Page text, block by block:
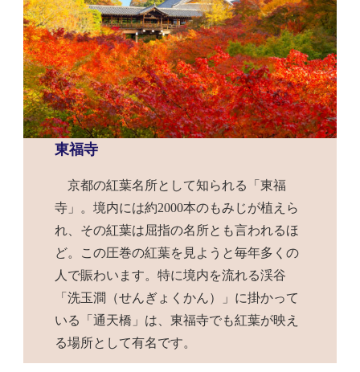
東福寺
京都の紅葉名所として知られる「東福
寺」。境内には約2000本のもみじが植えら
れ、その紅葉は屈指の名所とも言われるほ
ど。この圧巻の紅葉を見ようと毎年多くの
人で賑わいます。特に境内を流れる渓谷
「洗玉澗（せんぎょくかん）」に掛かって
いる「通天橋」は、東福寺でも紅葉が映え
る場所として有名です。